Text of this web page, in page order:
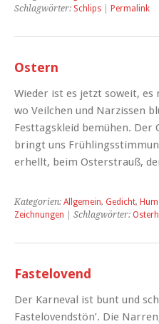
Schlagwörter: Schlips Permalink
Ostern
Wieder ist es jetzt soweit, es
wo Veilchen und Narzissen
Festtagskleid bemühen. Der
bringt uns
erhellt, beim Osterstrauß,
Kategorien: Allgemein, Gedicht,
Zeichnungen | Schlagwörter:
Fastelovend
Der Karneval ist bunt und
Fastelovendstön’. Die